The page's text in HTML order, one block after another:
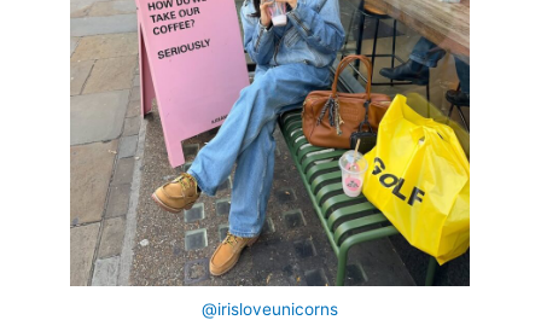
@irisloveunicorns